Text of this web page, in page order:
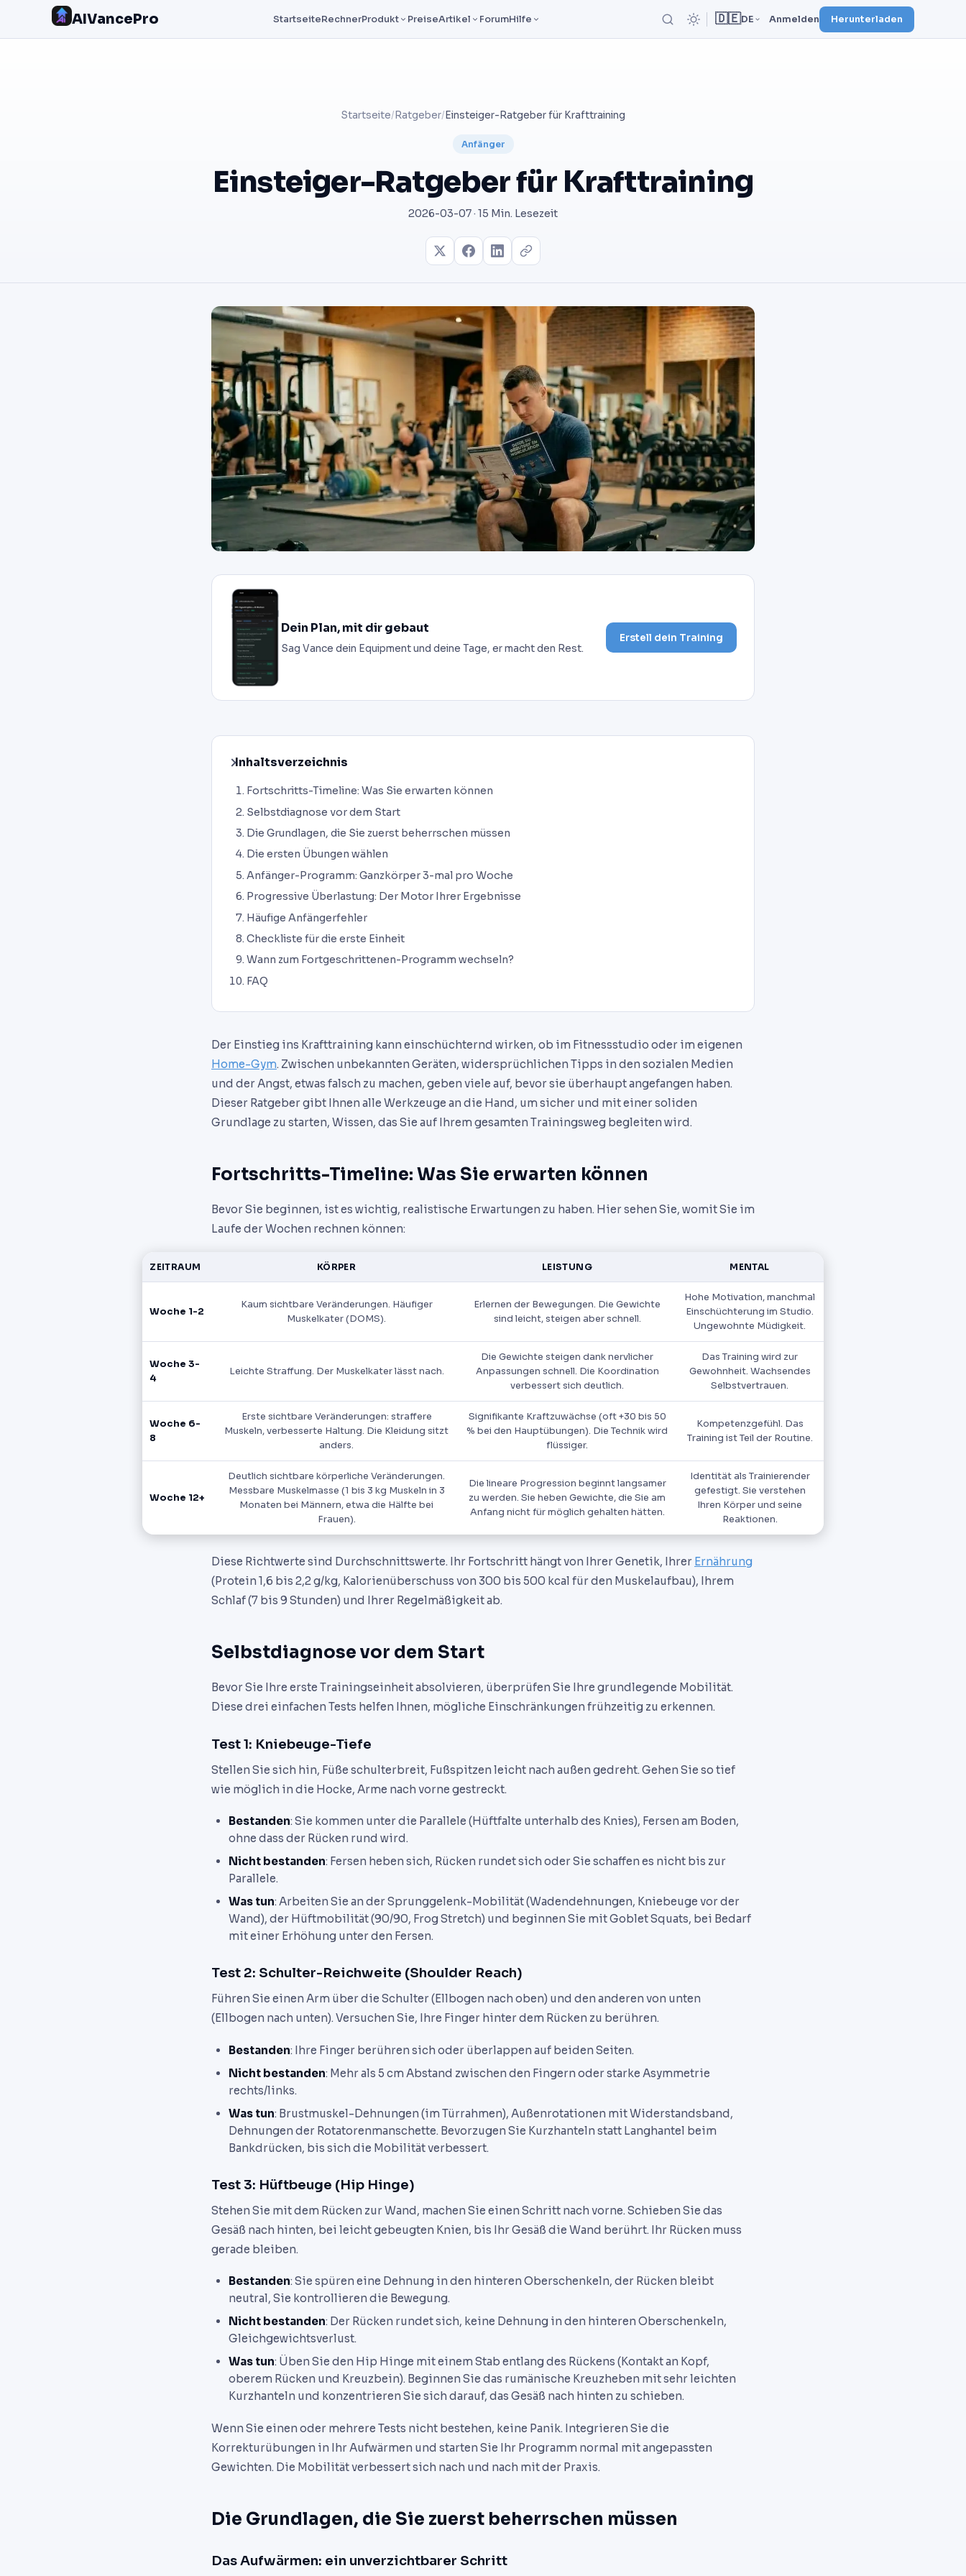
AIVancePro StartseiteRechnerProdukt PreiseArtikel ForumHilfe 🇩🇪DE Anmelden Herunterladen
Startseite/ Ratgeber/ Einsteiger-Ratgeber für Krafttraining
Anfänger
Einsteiger-Ratgeber für Krafttraining
2026-03-07 · 15 Min. Lesezeit
Dein Plan, mit dir gebaut
Sag Vance dein Equipment und deine Tage, er macht den Rest.
Erstell dein Training
Inhaltsverzeichnis
Fortschritts-Timeline: Was Sie erwarten können
Selbstdiagnose vor dem Start
Die Grundlagen, die Sie zuerst beherrschen müssen
Die ersten Übungen wählen
Anfänger-Programm: Ganzkörper 3-mal pro Woche
Progressive Überlastung: Der Motor Ihrer Ergebnisse
Häufige Anfängerfehler
Checkliste für die erste Einheit
Wann zum Fortgeschrittenen-Programm wechseln?
FAQ
Der Einstieg ins Krafttraining kann einschüchternd wirken, ob im Fitnessstudio oder im eigenen
Home-Gym. Zwischen unbekannten Geräten, widersprüchlichen Tipps in den sozialen Medien
und der Angst, etwas falsch zu machen, geben viele auf, bevor sie überhaupt angefangen haben.
Dieser Ratgeber gibt Ihnen alle Werkzeuge an die Hand, um sicher und mit einer soliden
Grundlage zu starten, Wissen, das Sie auf Ihrem gesamten Trainingsweg begleiten wird.
Fortschritts-Timeline: Was Sie erwarten können
Bevor Sie beginnen, ist es wichtig, realistische Erwartungen zu haben. Hier sehen Sie, womit Sie im
Laufe der Wochen rechnen können:
ZEITRAUM KÖRPER LEISTUNG MENTAL
Woche 1-2
Kaum sichtbare Veränderungen. Häufiger
Muskelkater (DOMS).
Erlernen der Bewegungen. Die Gewichte
sind leicht, steigen aber schnell.
Hohe Motivation, manchmal
Einschüchterung im Studio.
Ungewohnte Müdigkeit.
Woche 3-
4
Leichte Straffung. Der Muskelkater lässt nach.
Die Gewichte steigen dank nervlicher
Anpassungen schnell. Die Koordination
verbessert sich deutlich.
Das Training wird zur
Gewohnheit. Wachsendes
Selbstvertrauen.
Woche 6-
8
Erste sichtbare Veränderungen: straffere
Muskeln, verbesserte Haltung. Die Kleidung sitzt
anders.
Signifikante Kraftzuwächse (oft +30 bis 50
% bei den Hauptübungen). Die Technik wird
flüssiger.
Kompetenzgefühl. Das
Training ist Teil der Routine.
Woche 12+
Deutlich sichtbare körperliche Veränderungen.
Messbare Muskelmasse (1 bis 3 kg Muskeln in 3
Monaten bei Männern, etwa die Hälfte bei
Frauen).
Die lineare Progression beginnt langsamer
zu werden. Sie heben Gewichte, die Sie am
Anfang nicht für möglich gehalten hätten.
Identität als Trainierender
gefestigt. Sie verstehen
Ihren Körper und seine
Reaktionen.
Diese Richtwerte sind Durchschnittswerte. Ihr Fortschritt hängt von Ihrer Genetik, Ihrer Ernährung
(Protein 1,6 bis 2,2 g/kg, Kalorienüberschuss von 300 bis 500 kcal für den Muskelaufbau), Ihrem
Schlaf (7 bis 9 Stunden) und Ihrer Regelmäßigkeit ab.
Selbstdiagnose vor dem Start
Bevor Sie Ihre erste Trainingseinheit absolvieren, überprüfen Sie Ihre grundlegende Mobilität.
Diese drei einfachen Tests helfen Ihnen, mögliche Einschränkungen frühzeitig zu erkennen.
Test 1: Kniebeuge-Tiefe
Stellen Sie sich hin, Füße schulterbreit, Fußspitzen leicht nach außen gedreht. Gehen Sie so tief
wie möglich in die Hocke, Arme nach vorne gestreckt.
Bestanden: Sie kommen unter die Parallele (Hüftfalte unterhalb des Knies), Fersen am Boden,
ohne dass der Rücken rund wird.
Nicht bestanden: Fersen heben sich, Rücken rundet sich oder Sie schaffen es nicht bis zur
Parallele.
Was tun: Arbeiten Sie an der Sprunggelenk-Mobilität (Wadendehnungen, Kniebeuge vor der
Wand), der Hüftmobilität (90/90, Frog Stretch) und beginnen Sie mit Goblet Squats, bei Bedarf
mit einer Erhöhung unter den Fersen.
Test 2: Schulter-Reichweite (Shoulder Reach)
Führen Sie einen Arm über die Schulter (Ellbogen nach oben) und den anderen von unten
(Ellbogen nach unten). Versuchen Sie, Ihre Finger hinter dem Rücken zu berühren.
Bestanden: Ihre Finger berühren sich oder überlappen auf beiden Seiten.
Nicht bestanden: Mehr als 5 cm Abstand zwischen den Fingern oder starke Asymmetrie
rechts/links.
Was tun: Brustmuskel-Dehnungen (im Türrahmen), Außenrotationen mit Widerstandsband,
Dehnungen der Rotatorenmanschette. Bevorzugen Sie Kurzhanteln statt Langhantel beim
Bankdrücken, bis sich die Mobilität verbessert.
Test 3: Hüftbeuge (Hip Hinge)
Stehen Sie mit dem Rücken zur Wand, machen Sie einen Schritt nach vorne. Schieben Sie das
Gesäß nach hinten, bei leicht gebeugten Knien, bis Ihr Gesäß die Wand berührt. Ihr Rücken muss
gerade bleiben.
Bestanden: Sie spüren eine Dehnung in den hinteren Oberschenkeln, der Rücken bleibt
neutral, Sie kontrollieren die Bewegung.
Nicht bestanden: Der Rücken rundet sich, keine Dehnung in den hinteren Oberschenkeln,
Gleichgewichtsverlust.
Was tun: Üben Sie den Hip Hinge mit einem Stab entlang des Rückens (Kontakt an Kopf,
oberem Rücken und Kreuzbein). Beginnen Sie das rumänische Kreuzheben mit sehr leichten
Kurzhanteln und konzentrieren Sie sich darauf, das Gesäß nach hinten zu schieben.
Wenn Sie einen oder mehrere Tests nicht bestehen, keine Panik. Integrieren Sie die
Korrekturübungen in Ihr Aufwärmen und starten Sie Ihr Programm normal mit angepassten
Gewichten. Die Mobilität verbessert sich nach und nach mit der Praxis.
Die Grundlagen, die Sie zuerst beherrschen müssen
Das Aufwärmen: ein unverzichtbarer Schritt